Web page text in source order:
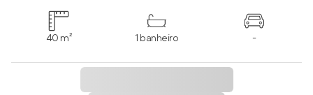
40 m² 1 banheiro -